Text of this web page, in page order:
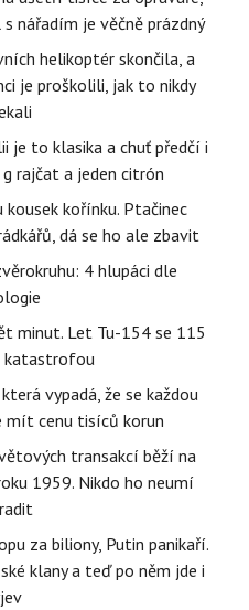
nářadím je věčně prázdný
helikoptér skončila, a
je proškolili, jak to nikdy
je to klasika a chuť předčí i
rajčat a jeden citrón
kořínku. Ptačinec
dá se ho ale zbavit
4 hlupáci dle
minut. Let Tu-154 se 115
katastrofou
vypadá, že se každou
mít cenu tisíců korun
transakcí běží na
1959. Nikdo ho neumí
za biliony, Putin panikaří.
klany a teď po něm jde i